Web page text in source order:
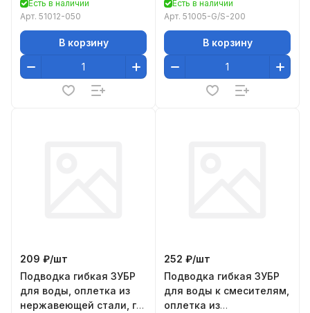
укороченная, г/ш
Есть в наличии
Арт. 51012-050
В корзину
Есть в наличии
Арт. 51005-G/S-200
В корзину
209 ₽/шт
Подводка гибкая ЗУБР
для воды, оплетка из
нержавеющей стали, г/
252 ₽/шт
Подводка гибкая ЗУБР
для воды к смесителям,
оплетка из